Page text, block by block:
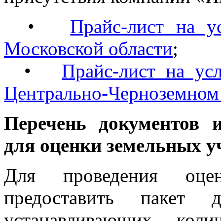
• Прайс-лист на
Московской области;
• Прайс-лист на
Центрально-
Перечень документов
для оценки земельных
Для проведения
предоставить пакет